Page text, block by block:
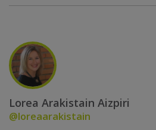
Lorea Arakistain Aizpiri
@loreaarakistain